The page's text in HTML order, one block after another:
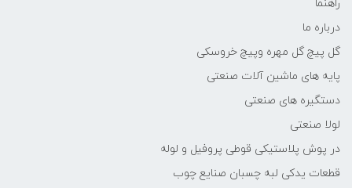
راهنما
درباره ما
گل پیچ گل مهره وپیچ خروسکی
پایه های ماشین آلات صنعتی
دستگیره های صنعتی
لولا صنعتی
در پوش پلاستیکی قوطی پروفیل و لوله
قطعات یدکی لبه چسبان صنایع چوب